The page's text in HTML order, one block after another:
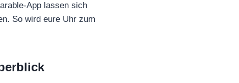
App lassen sich
So wird eure Uhr zum